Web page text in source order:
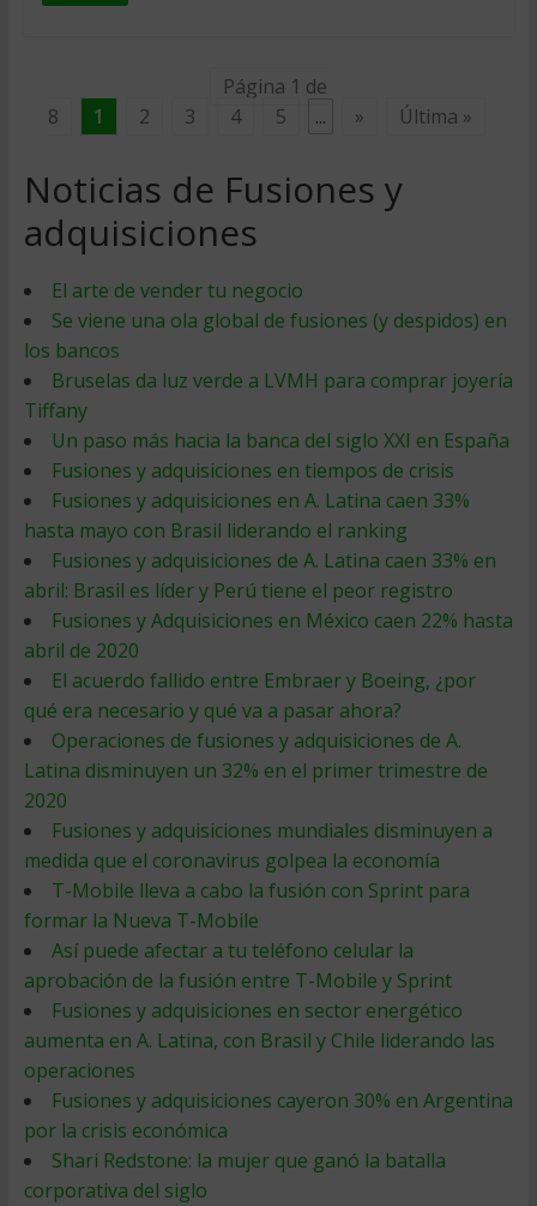
Página 1 de
8
1 2 3 4 5 ... » Última »
Noticias de Fusiones y
adquisiciones
El arte de vender tu negocio
Se viene una ola global de fusiones (y despidos) en
los bancos
Bruselas da luz verde a LVMH para comprar joyería
Tiffany
Un paso más hacia la banca del siglo XXI en España
Fusiones y adquisiciones en tiempos de crisis
Fusiones y adquisiciones en A. Latina caen 33%
hasta mayo con Brasil liderando el ranking
Fusiones y adquisiciones de A. Latina caen 33% en
abril: Brasil es líder y Perú tiene el peor registro
Fusiones y Adquisiciones en México caen 22% hasta
abril de 2020
El acuerdo fallido entre Embraer y Boeing, ¿por
qué era necesario y qué va a pasar ahora?
Operaciones de fusiones y adquisiciones de A.
Latina disminuyen un 32% en el primer trimestre de
2020
Fusiones y adquisiciones mundiales disminuyen a
medida que el coronavirus golpea la economía
T-Mobile lleva a cabo la fusión con Sprint para
formar la Nueva T-Mobile
Así puede afectar a tu teléfono celular la
aprobación de la fusión entre T-Mobile y Sprint
Fusiones y adquisiciones en sector energético
aumenta en A. Latina, con Brasil y Chile liderando las
operaciones
Fusiones y adquisiciones cayeron 30% en Argentina
por la crisis económica
Shari Redstone: la mujer que ganó la batalla
corporativa del siglo